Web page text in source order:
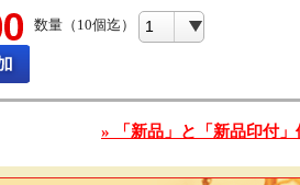
数量（10個迄）
» 「新品」と「新品印付」